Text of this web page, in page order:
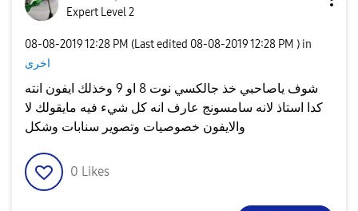
Expert Level 2
‎08-08-201912:28 PM (Last edited ‎08-08-201912:28 PM ) in
اخرى
شوف ياصاحبي خذ جالكسي نوت 8 او 9 وخذلك ايفون انته
كدا استاذ لانه سامسونج عارف انه كل شيء فيه مايقولك لا
والايفون خصوصيات وتصوير سنابات وشكل
0 Likes